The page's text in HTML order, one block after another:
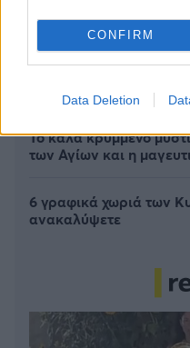
CONFIRM
Data Deletion
Πέρα από τη Λισαβόνα:
Το καλά κρυμμένο
των Αγίων και η
6 γραφικά χωριά των
ανακαλύψετε